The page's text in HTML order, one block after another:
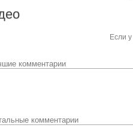
Если
комментарии
комментарии